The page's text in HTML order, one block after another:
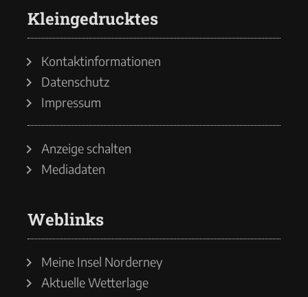
Kleingedrucktes
Kontaktinformationen
Datenschutz
Impressum
Anzeige schalten
Mediadaten
Weblinks
Meine Insel Norderney
Aktuelle Wetterlage